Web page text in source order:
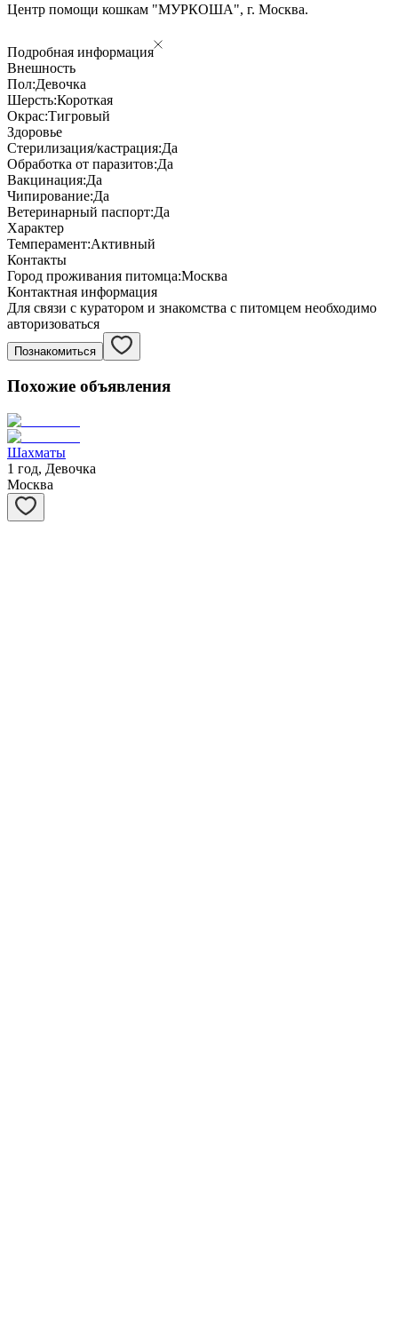
Центр помощи кошкам "МУРКОША", г. Москва.
Подробная информация
Внешность
Пол:Девочка
Шерсть:Короткая
Окрас:Тигровый
Здоровье
Стерилизация/кастрация:Да
Обработка от паразитов:Да
Вакцинация:Да
Чипирование:Да
Ветеринарный паспорт:Да
Характер
Темперамент:Активный
Контакты
Город проживания питомца:Москва
Контактная информация
Для связи с куратором и знакомства с питомцем необходимо
авторизоваться
Познакомиться
Похожие объявления
Шахматы
1 год, Девочка
Москва